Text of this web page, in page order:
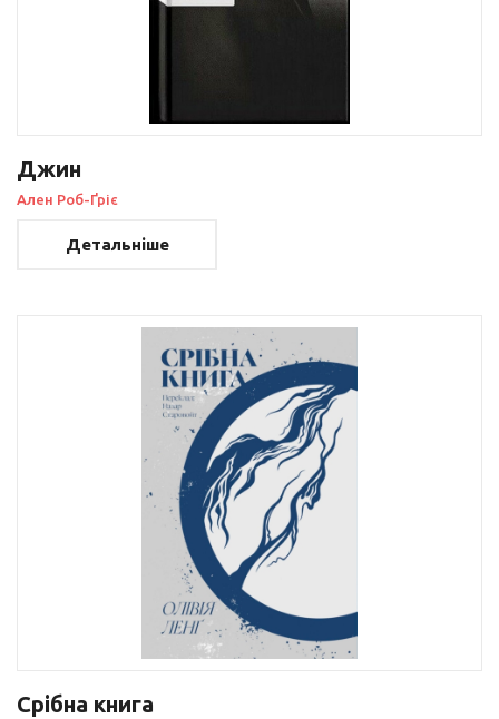
Джин
Ален Роб-Ґріє
Детальніше
Срібна книга